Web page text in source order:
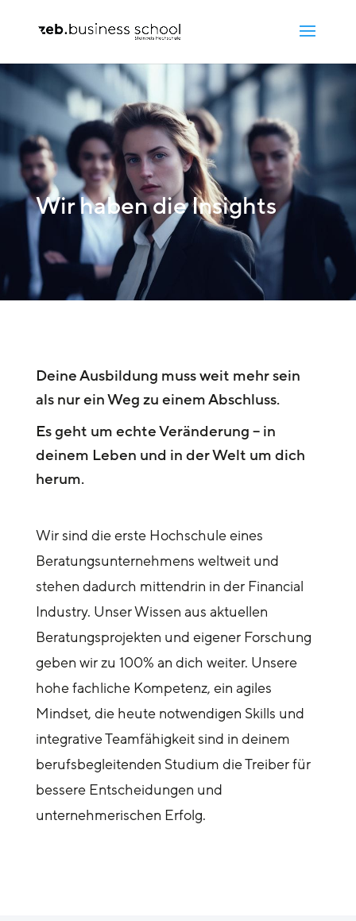
Wir haben die Insights
Deine Ausbildung muss weit mehr sein
als nur ein Weg zu einem Abschluss.
Es geht um echte Veränderung – in
deinem Leben und in der Welt um dich
herum.
Wir sind die erste Hochschule eines
Beratungsunternehmens weltweit und
stehen dadurch mittendrin in der Financial
Industry. Unser Wissen aus aktuellen
Beratungsprojekten und eigener Forschung
geben wir zu 100% an dich weiter. Unsere
hohe fachliche Kompetenz, ein agiles
Mindset, die heute notwendigen Skills und
integrative Teamfähigkeit sind in deinem
berufsbegleitenden Studium die Treiber für
bessere Entscheidungen und
unternehmerischen Erfolg.